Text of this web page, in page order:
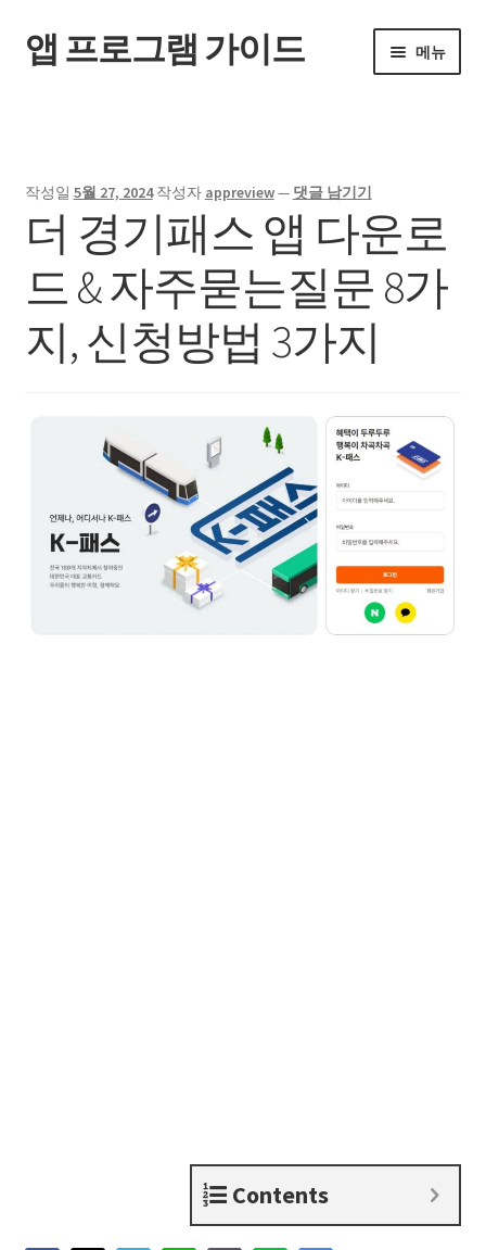
탐
색
뛰
기
컨
텐
뛰
기
앱 프로그램 가이드 메뉴
작성일 5월 27, 2024 작성자 appreview— 댓글 남기기
더 경기패스 앱 다운로
드 & 자주묻는질문 8가
지, 신청방법 3가지
Contents